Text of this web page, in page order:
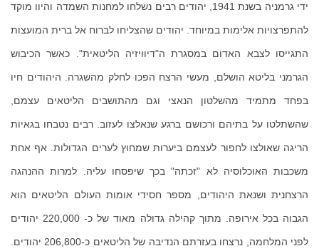
ידי גרמניה בשנת 1941, יהודים רבים נשלחו למחנות השמדה והיוו מוקד
להתפרצויות אלימות במיוחד. יהודים שהצליחו לברוח אל ברית המועצות
התגייסו לצבא האדום במסגרת ה"דיוויזיה הליטאית". כאשר הכיבוש
הגרמני בליטא הושלם, מעשי הרצח הפכו לחלק מהשגרה. היהודים חיו
בפחד מתמיד מהשלטון הנאצי וגם מהתושבים הליטאים עצמם,
שהשתלטו על בתיהם ורכושם ברגע שנאלצו לעזוב. רבים נטבחו בגאיות
הריגה שאולצו לחפור לעצמם ביערות שמחוץ לערים הגדולות. אף אחת
משכבות האוכלוסיה לא "זכתה" בכך שיפסחו עליה. למרות ההנהגה
הרצחנית ושנאת היהודים, מספר חסידי אומות העולם הליטאים הוא
הגבוה בכל אירופה. מתוך קהילה גדולה מאוד של כ- 220,000 יהודים
לפני המלחמה, נרצחו בעזרתם הנדיבה של הליטאים כ-206,800 יהודים.